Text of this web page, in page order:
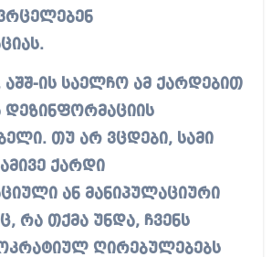
ის საელჩო ამ ქარდებით
დეზინფორმაციის
თუ არ ვცდები, სამი
ქარდი
ან მანიპულაციური
რა თქმა უნდა, ჩვენს
ღირებულებებს